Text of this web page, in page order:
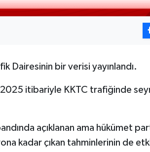
Dairesinin bir verisi yayınlandı.
itibariyle KKTC trafiğinde
açıklanan ama hükümet
kadar çıkan tahminlerinin de